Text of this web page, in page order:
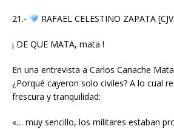
21.- RAFAEL CELESTINO ZAPATA
¡ DE QUE MATA, mata !
En una entrevista a Carlos Canache
¿Porqué cayeron solo civiles? A lo cual
frescura y tranquilidad:
«… muy sencillo, los militares estaban